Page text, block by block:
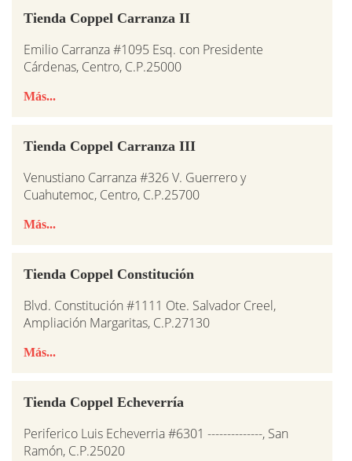
Tienda Coppel Carranza II
Emilio Carranza #1095 Esq. con Presidente
Cárdenas, Centro, C.P.25000
Más...
Tienda Coppel Carranza III
Venustiano Carranza #326 V. Guerrero y
Cuahutemoc, Centro, C.P.25700
Más...
Tienda Coppel Constitución
Blvd. Constitución #1111 Ote. Salvador Creel,
Ampliación Margaritas, C.P.27130
Más...
Tienda Coppel Echeverría
Periferico Luis Echeverria #6301 --------------, San
Ramón, C.P.25020